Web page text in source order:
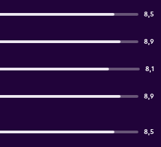
8,5
8,9
8,1
8,9
8,5